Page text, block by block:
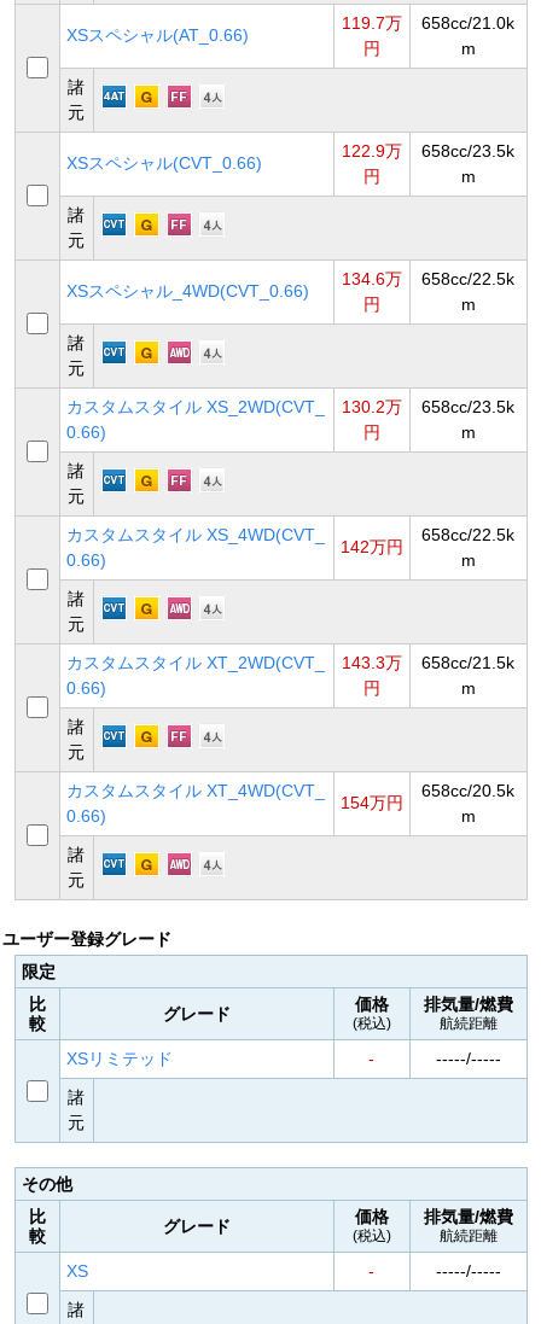
XSスペシャル(AT_0.66)
119.7万
円
658cc/21.0k
m
諸
元
XSスペシャル(CVT_0.66)
122.9万
円
658cc/23.5k
m
諸
元
XSスペシャル_4WD(CVT_0.66)
134.6万
円
658cc/22.5k
m
諸
元
カスタムスタイル XS_2WD(CVT_
0.66)
130.2万
円
658cc/23.5k
m
諸
元
カスタムスタイル XS_4WD(CVT_
0.66)
142万円
658cc/22.5k
m
諸
元
カスタムスタイル XT_2WD(CVT_
0.66)
143.3万
円
658cc/21.5k
m
諸
元
カスタムスタイル XT_4WD(CVT_
0.66)
154万円
658cc/20.5k
m
諸
元
ユーザー登録グレード
限定
比
較
グレード 価格
(税込)
排気量/燃費
航続距離
XSリミテッド -
-----/-----
諸
元
その他
比
較
グレード 価格
(税込)
排気量/燃費
航続距離
XS -
-----/-----
諸